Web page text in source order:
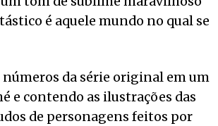
é aquele mundo no qual se
da série original em um
e contendo as ilustrações das
de personagens feitos por